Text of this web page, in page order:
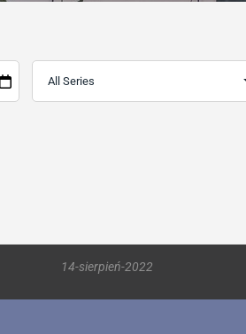
14-sierpień-2022